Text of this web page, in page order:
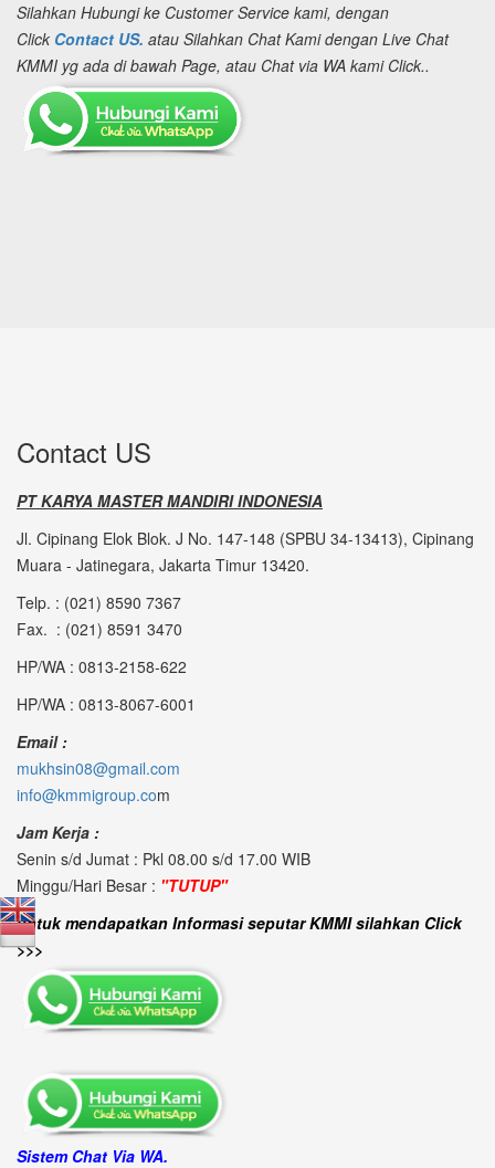
Silahkan Hubungi ke Customer Service kami, dengan
Click Contact US. atau Silahkan Chat Kami dengan Live Chat
KMMI yg ada di bawah Page, atau Chat via WA kami Click..
Contact US
PT KARYA MASTER MANDIRI INDONESIA
Jl. Cipinang Elok Blok. J No. 147-148 (SPBU 34-13413), Cipinang
Muara - Jatinegara, Jakarta Timur 13420.
Telp. : (021) 8590 7367
Fax. : (021) 8591 3470
HP/WA : 0813-2158-622
HP/WA : 0813-8067-6001
Email :
mukhsin08@gmail.com
info@kmmigroup.com
Jam Kerja :
Senin s/d Jumat : Pkl 08.00 s/d 17.00 WIB
Minggu/Hari Besar : "TUTUP"
untuk mendapatkan Informasi seputar KMMI silahkan Click
>>>
Sistem Chat Via WA.